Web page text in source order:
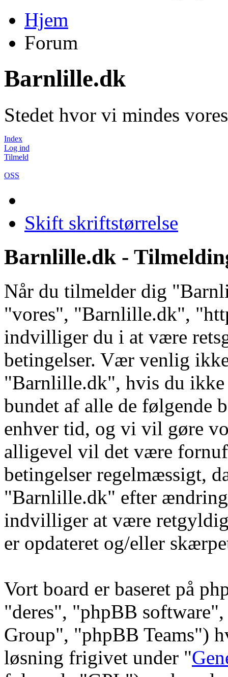
Hjem
Forum
Barnlille.dk
Stedet hvor vi mindes
Index
Log ind
Tilmeld
OSS
Skift skriftstørrelse
Barnlille.dk -
Når du tilmelder dig
"vores", "Barnlille.dk",
indvilliger du i at være
betingelser. Vær venlig
"Barnlille.dk", hvis du
bundet af alle de følgende
enhver tid, og vi vil gøre
alligevel vil det være
betingelser regelmæssigt,
"Barnlille.dk" efter
indvilliger at være
er opdateret og/eller
Vort board er baseret på
"deres", "phpBB
Group", "phpBB Teams")
løsning frigivet under "